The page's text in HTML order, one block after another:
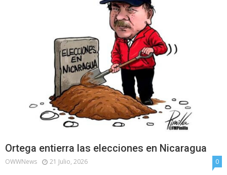
Ortega entierra las elecciones en Nicaragua
OWWNews 21 Julio, 2026 0